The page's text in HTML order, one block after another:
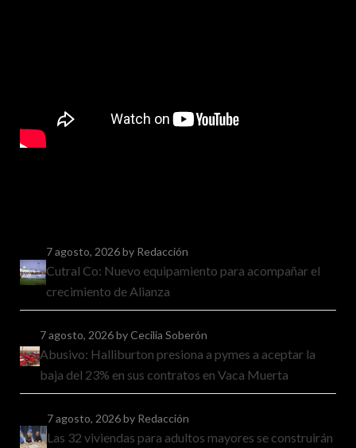
7 agosto, 2026by Redacción
Cutral Co: Nuevo equipamiento para acompañar el
crecimiento de Alianza
7 agosto, 2026by Cecilia Soberón
Abusivo: Halliburton presiona a pymes a aceptar la
baja del 23% en sus contratos en Vaca Muerta
7 agosto, 2026by Redacción
Las 32 viviendas para adultos mayores se construirán